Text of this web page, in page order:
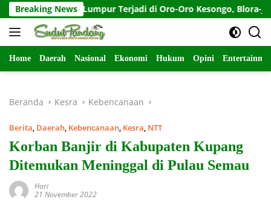
Langsung
ke
konten
Breaking News
Lumpur Terjadi di Oro-Oro Kesongo, Blora-Jateng
Home Daerah Nasional Ekonomi Hukum Opini
Beranda Kesra Kebencanaan
Berita, Daerah, Kebencanaan, Kesra, NTT
Korban Banjir di Kabupaten Kupang
Ditemukan Meninggal di Pulau Semau
Hari
21 November 2022